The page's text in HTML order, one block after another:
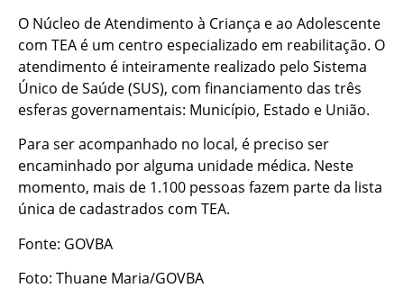
O Núcleo de Atendimento à Criança e ao Adolescente
com TEA é um centro especializado em reabilitação. O
atendimento é inteiramente realizado pelo Sistema
Único de Saúde (SUS), com financiamento das três
esferas governamentais: Município, Estado e União.
Para ser acompanhado no local, é preciso ser
encaminhado por alguma unidade médica. Neste
momento, mais de 1.100 pessoas fazem parte da lista
única de cadastrados com TEA.
Fonte: GOVBA
Foto: Thuane Maria/GOVBA